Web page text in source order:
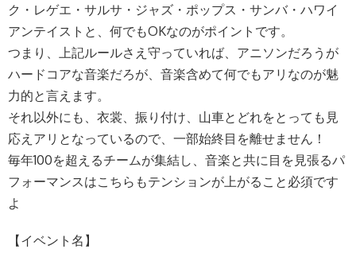
ク・レゲエ・サルサ・ジャズ・ポップス・サンバ・ハワイ
アンテイストと、何でもOKなのがポイントです。
つまり、上記ルールさえ守っていれば、アニソンだろうが
ハードコアな音楽だろが、音楽含めて何でもアリなのが魅
力的と言えます。
それ以外にも、衣裳、振り付け、山車とどれをとっても見
応えアリとなっているので、一部始終目を離せません！
毎年100を超えるチームが集結し、音楽と共に目を見張るパ
フォーマンスはこちらもテンションが上がること必須です
よ
【イベント名】